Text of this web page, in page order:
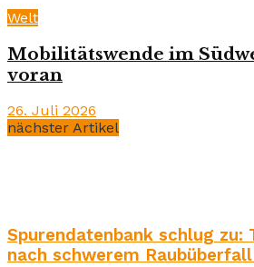
Welt
Mobilitätswende im
voran
26. Juli 2026
nächster Artikel
Spurendatenbank schlug zu:
nach schwerem